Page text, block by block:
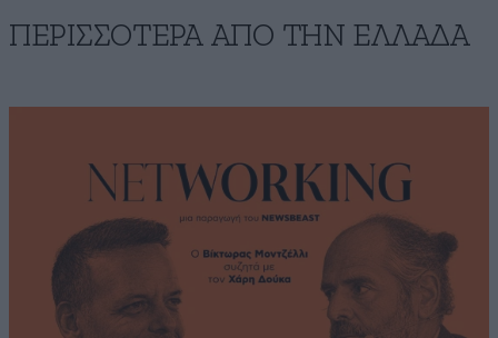
ΠΕΡΙΣΣΟΤΕΡΑ ΑΠΟ ΤΗΝ ΕΛΛΑΔΑ